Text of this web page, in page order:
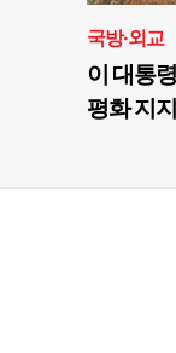
국방·외교
이 대통
평화 지